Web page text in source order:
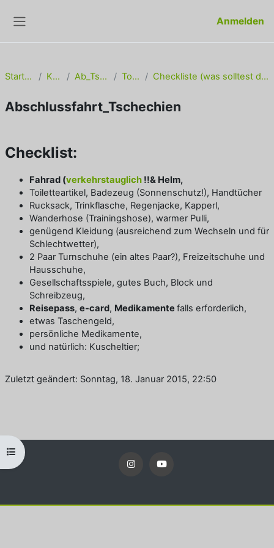
Anmelden
Kursindex öffnen
Startseite Kurse Ab_Tschech Topic 1 Checkliste (was solltest du mitnehmen)
Abschlussfahrt_Tschechien
Checklist:
Fahrad (verkehrstauglich !!& Helm,
Toiletteartikel, Badezeug (Sonnenschutz!), Handtücher
Rucksack, Trinkflasche, Regenjacke, Kapperl,
Wanderhose (Trainingshose), warmer Pulli,
genügend Kleidung (ausreichend zum Wechseln und für
Schlechtwetter),
2 Paar Turnschuhe (ein altes Paar?), Freizeitschuhe und
Hausschuhe,
Gesellschaftsspiele, gutes Buch, Block und
Schreibzeug,
Reisepass, e-card, Medikamente falls erforderlich,
etwas Taschengeld,
persönliche Medikamente,
und natürlich: Kuscheltier;
Zuletzt geändert: Sonntag, 18. Januar 2015, 22:50